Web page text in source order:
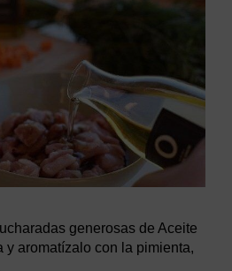
generosas de Aceite
y aromatízalo con la pimienta,